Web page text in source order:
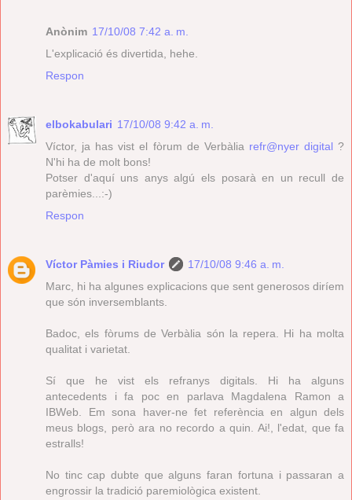
Anònim 17/10/08 7:42 a. m.
L'explicació és divertida, hehe.
Respon
elbokabulari 17/10/08 9:42 a. m.
Víctor, ja has vist el fòrum de Verbàlia refr@nyer digital ?
N'hi ha de molt bons!
Potser d'aquí uns anys algú els posarà en un recull de
parèmies...:-)
Respon
Víctor Pàmies i Riudor
17/10/08 9:46 a. m.
Marc, hi ha algunes explicacions que sent generosos diríem
que són inversemblants.
Badoc, els fòrums de Verbàlia són la repera. Hi ha molta
qualitat i varietat.
Sí que he vist els refranys digitals. Hi ha alguns
antecedents i fa poc en parlava Magdalena Ramon a
IBWeb. Em sona haver-ne fet referència en algun dels
meus blogs, però ara no recordo a quin. Ai!, l'edat, que fa
estralls!
No tinc cap dubte que alguns faran fortuna i passaran a
engrossir la tradició paremiològica existent.